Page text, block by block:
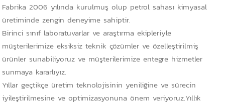
Fabrika 2006 yılında kurulmuş olup petrol sahası kimyasal
üretiminde zengin deneyime sahiptir.
Birinci sınıf laboratuvarlar ve araştırma ekipleriyle
müşterilerimize eksiksiz teknik çözümler ve özelleştirilmiş
ürünler sunabiliyoruz ve müşterilerimize entegre hizmetler
sunmaya kararlıyız.
Yıllar geçtikçe üretim teknolojisinin yeniliğine ve sürecin
iyileştirilmesine ve optimizasyonuna önem veriyoruz.Yıllık